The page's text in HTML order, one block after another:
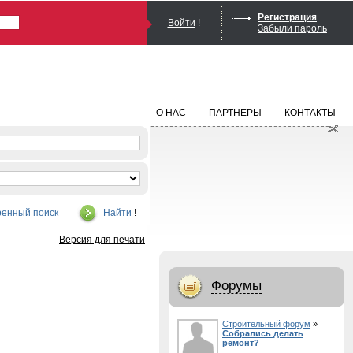
Войти !
Регистрация
Забыли пароль
поиск Найти !
Версия для печати
О НАС ПАРТНЕРЫ КОНТАКТЫ
Форумы
Строительный форум »
Собрались делать
ремонт?